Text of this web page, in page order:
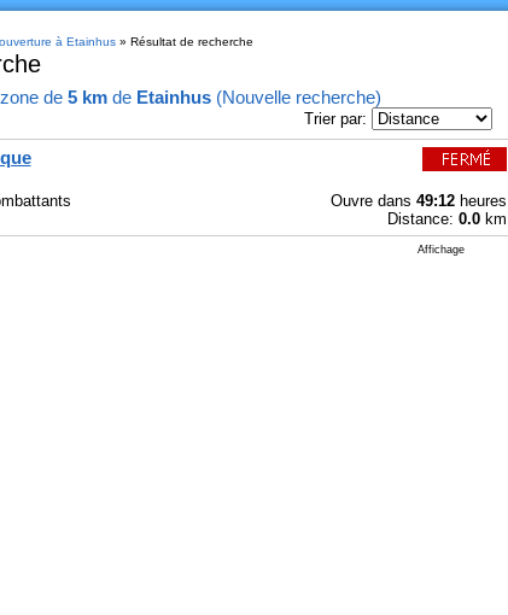
à Etainhus» Résultat de recherche
de 5 kmde Etainhus(Nouvelle recherche)
Trier par:
Ouvre dans 49:12heures
Distance: 0.0km
Affichage